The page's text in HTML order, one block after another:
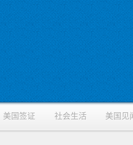
美国签证 社会生活 美国见